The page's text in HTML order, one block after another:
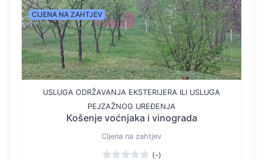
CIJENA NA ZAHTJEV
USLUGA ODRŽAVANJA EKSTERIJERA ILI USLUGA
PEJZAŽNOG UREĐENJA
Košenje voćnjaka i vinograda
Cijena na zahtjev
(-)